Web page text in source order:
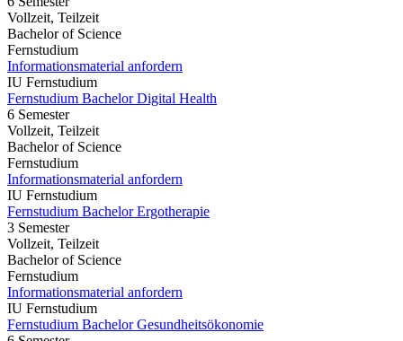
Vollzeit, Teilzeit
Bachelor of Science
Fernstudium
Informationsmaterial anfordern
IU Fernstudium
Fernstudium Bachelor Digital Health
6 Semester
Vollzeit, Teilzeit
Bachelor of Science
Fernstudium
Informationsmaterial anfordern
IU Fernstudium
Fernstudium Bachelor Ergotherapie
3 Semester
Vollzeit, Teilzeit
Bachelor of Science
Fernstudium
Informationsmaterial anfordern
IU Fernstudium
Fernstudium Bachelor Gesundheitsökonomie